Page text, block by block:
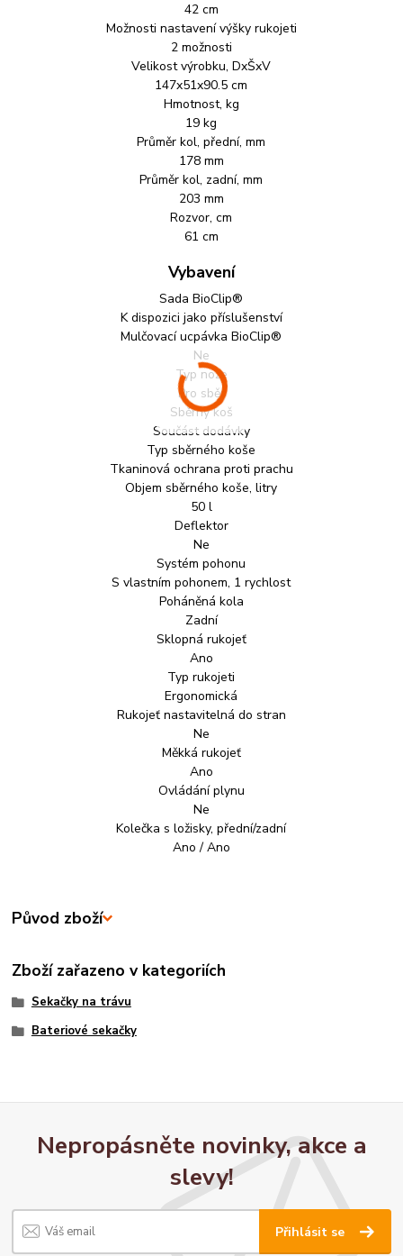
42 cm
Možnosti nastavení výšky rukojeti
2 možnosti
Velikost výrobku, DxŠxV
147x51x90.5 cm
Hmotnost, kg
19 kg
Průměr kol, přední, mm
178 mm
Průměr kol, zadní, mm
203 mm
Rozvor, cm
61 cm
Vybavení
Sada BioClip®
K dispozici jako příslušenství
Mulčovací ucpávka BioClip®
Ne
Typ nože
Pro sběr
Sběrný koš
Součást dodávky
Typ sběrného koše
Tkaninová ochrana proti prachu
Objem sběrného koše, litry
50 l
Deflektor
Ne
Systém pohonu
S vlastním pohonem, 1 rychlost
Poháněná kola
Zadní
Sklopná rukojeť
Ano
Typ rukojeti
Ergonomická
Rukojeť nastavitelná do stran
Ne
Měkká rukojeť
Ano
Ovládání plynu
Ne
Kolečka s ložisky, přední/zadní
Ano / Ano
Původ zboží
Zboží zařazeno v kategoriích
Sekačky na trávu
Bateriové sekačky
Nepropásněte novinky, akce a
slevy!
Přihlásit se